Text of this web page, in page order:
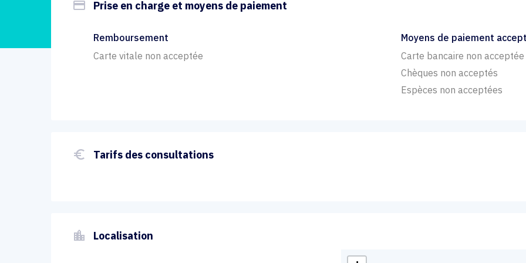
payment Prise en charge et moyens de paiement
Remboursement
Carte vitale non acceptée
Moyens de paiement
Carte bancaire non acceptée
Chèques non acceptés
Espèces non acceptées
euro_symbol Tarifs des consultations
location_city Localisation